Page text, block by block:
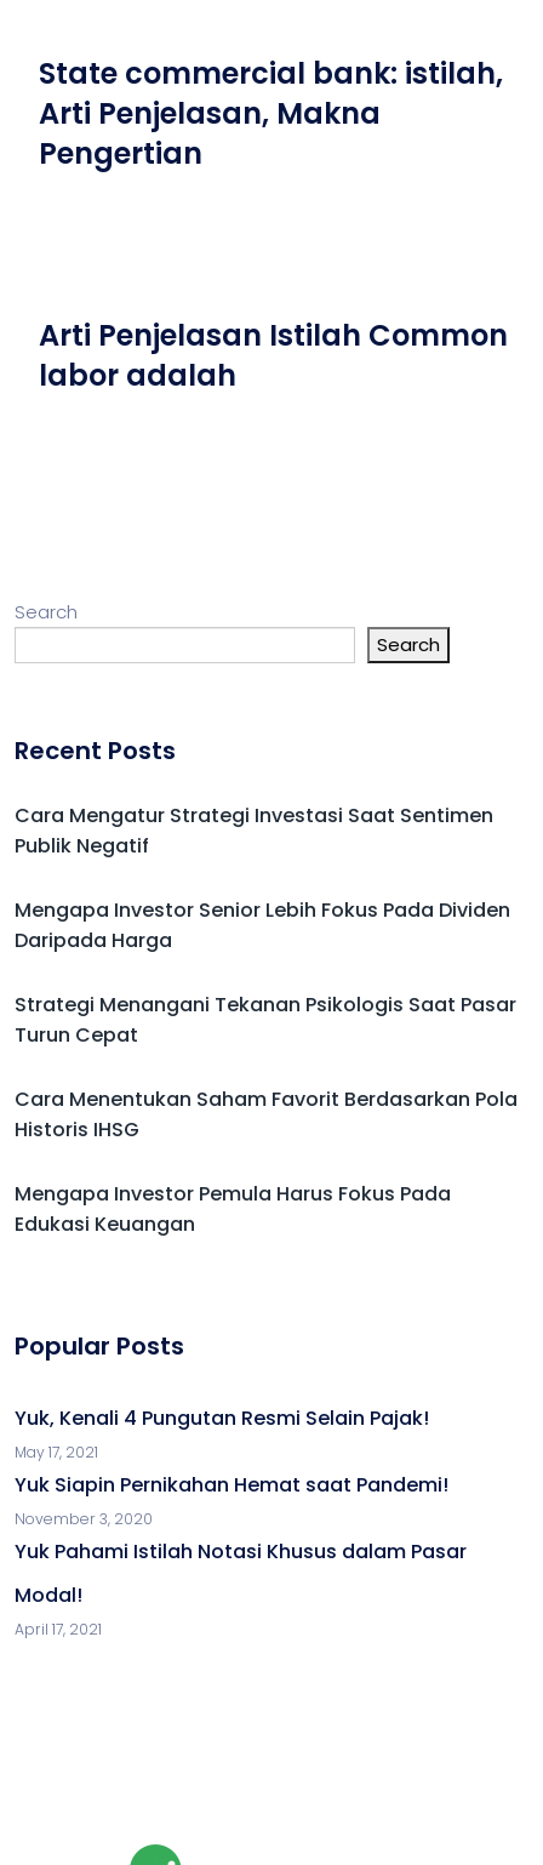
State commercial bank: istilah,
Arti Penjelasan, Makna
Pengertian
Arti Penjelasan Istilah Common
labor adalah
Search
Search
Recent Posts
Cara Mengatur Strategi Investasi Saat Sentimen
Publik Negatif
Mengapa Investor Senior Lebih Fokus Pada Dividen
Daripada Harga
Strategi Menangani Tekanan Psikologis Saat Pasar
Turun Cepat
Cara Menentukan Saham Favorit Berdasarkan Pola
Historis IHSG
Mengapa Investor Pemula Harus Fokus Pada
Edukasi Keuangan
Popular Posts
Yuk, Kenali 4 Pungutan Resmi Selain Pajak!
May 17, 2021
Yuk Siapin Pernikahan Hemat saat Pandemi!
November 3, 2020
Yuk Pahami Istilah Notasi Khusus dalam Pasar
Modal!
April 17, 2021